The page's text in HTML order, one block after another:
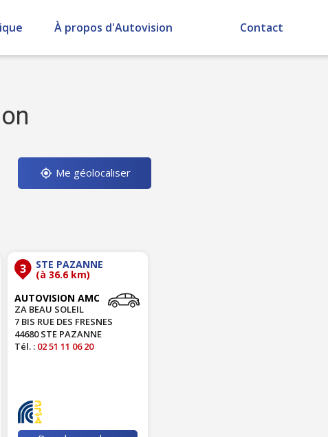
À propos d'Autovision Contact
Me géolocaliser
3 STE PAZANNE
(à 36.6 km)
AUTOVISION AMC
ZA BEAU SOLEIL
7 BIS RUE DES FRESNES
44680 STE PAZANNE
Tél. : 02 51 11 06 20